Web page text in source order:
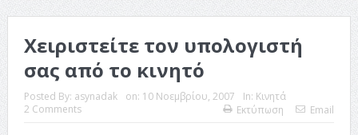
Χειριστείτε τον υπολογιστή
σας από το κινητό
Posted By: asynadak on: 10 Νοεμβρίου, 2007 In: Κινητά
2 Comments
Εκτύπωση Email